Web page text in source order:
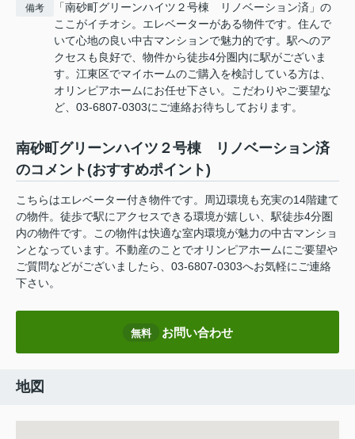
備考
「南砂町グリーンハイツ２号棟 リノベーション済」の
ここがイチオシ。エレベーターがある物件です。住んで
いて心地の良い中古マンションで魅力的です。駅へのア
クセスも良好で、物件から徒歩4分圏内に駅がございま
す。江東区でマイホームのご購入を検討している方は、
オリンピアホームにお任せ下さい。こだわりやご要望な
ど、03-6807-0303にご連絡お待ちしております。
南砂町グリーンハイツ２号棟 リノベーション済
のコメント(おすすめポイント)
こちらはエレベーター付き物件です。周辺環境も充実の14階建て
の物件。徒歩で駅にアクセスできる環境が嬉しい、駅徒歩4分圏
内の物件です。この物件は快適な室内環境が魅力の中古マンショ
ンとなっています。不動産のことでオリンピアホームにご要望や
ご質問などがございましたら、03-6807-0303へお気軽にご連絡
下さい。
無料 お問い合わせ
地図